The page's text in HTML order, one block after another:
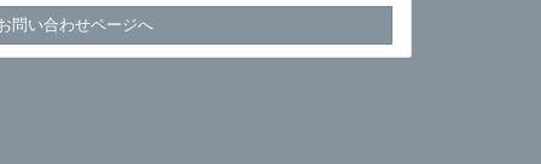
問い合わせページへ